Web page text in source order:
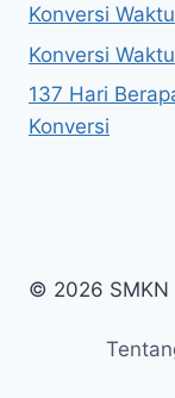
Konversi
Konversi
137 Hari
Konversi
© 2026 SMKN